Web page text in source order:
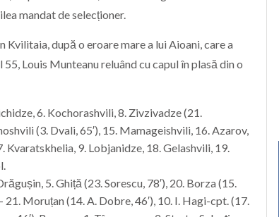
mandat de selecționer.
după o eroare mare a lui Aioani, care a
Louis Munteanu reluând cu capul în plasă din o
6. Kochorashvili, 8. Zivzivadze (21.
(3. Dvali, 65′), 15. Mamageishvili, 16. Azarov,
Kvaratskhelia, 9. Lobjanidze, 18. Gelashvili, 19.
5. Ghiță (23. Sorescu, 78′), 20. Borza (15.
21. Moruțan (14. A. Dobre, 46′), 10. I. Hagi-cpt. (17.